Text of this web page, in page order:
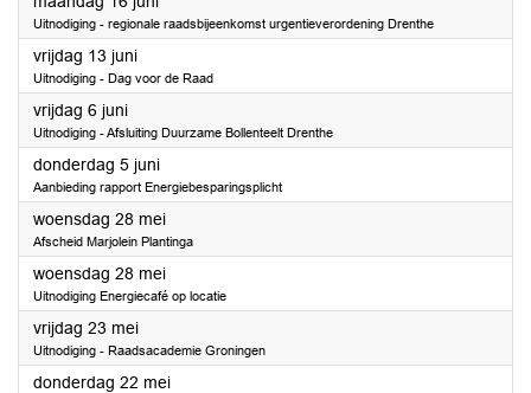
Uitnodiging - regionale raadsbijeenkomst urgentieverordening Drenthe
vrijdag 13 juni2025
Uitnodiging - Dag voor de Raad
vrijdag 6 juni2025
Uitnodiging - Afsluiting Duurzame Bollenteelt Drenthe
donderdag 5 juni2025
Aanbieding rapport Energiebesparingsplicht
woensdag 28 mei2025
Afscheid Marjolein Plantinga
woensdag 28 mei2025
Uitnodiging Energiecafé op locatie
vrijdag 23 mei2025
Uitnodiging - Raadsacademie Groningen
donderdag 22 mei2025